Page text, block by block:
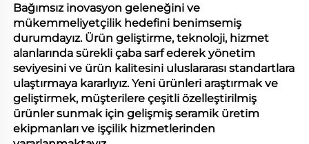
Bağımsız inovasyon geleneğini ve
mükemmeliyetçilik hedefini benimsemiş
durumdayız. Ürün geliştirme, teknoloji, hizmet
alanlarında sürekli çaba sarf ederek yönetim
seviyesini ve ürün kalitesini uluslararası standartlara
ulaştırmaya kararlıyız. Yeni ürünleri araştırmak ve
geliştirmek, müşterilere çeşitli özelleştirilmiş
ürünler sunmak için gelişmiş seramik üretim
ekipmanları ve işçilik hizmetlerinden